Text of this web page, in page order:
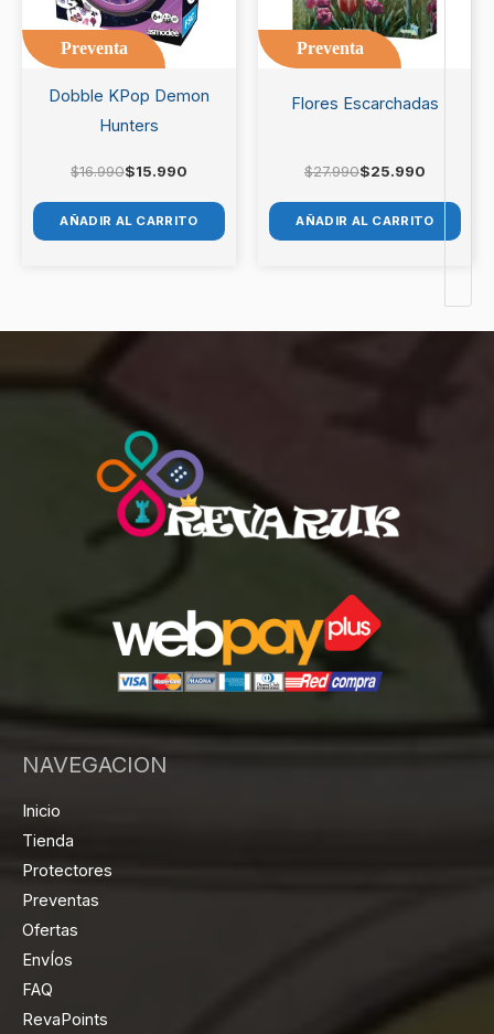
Preventa
Dobble KPop Demon
Hunters
$16.990$15.990
AÑADIR AL CARRITO
Preventa
Flores Escarchadas
$27.990$25.990
AÑADIR AL CARRITO
NAVEGACION
Inicio
Tienda
Protectores
Preventas
Ofertas
EnvÍos
FAQ
RevaPoints